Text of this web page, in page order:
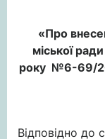
«Про
міської
року №6-69/
Відповідно до